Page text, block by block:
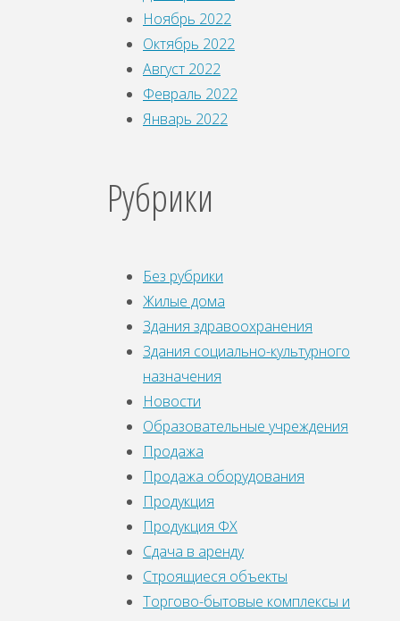
Ноябрь 2022
Октябрь 2022
Август 2022
Февраль 2022
Январь 2022
Рубрики
Без рубрики
Жилые дома
Здания здравоохранения
Здания социально-культурного
назначения
Новости
Образовательные учреждения
Продажа
Продажа оборудования
Продукция
Продукция ФХ
Сдача в аренду
Строящиеся объекты
Торгово-бытовые комплексы и